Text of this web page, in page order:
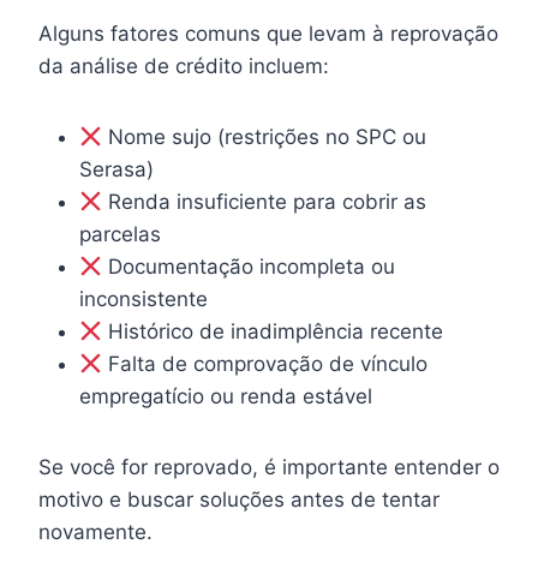
Alguns fatores comuns que levam à reprovação
da análise de crédito incluem:
Nome sujo (restrições no SPC ou
Serasa)
Renda insuficiente para cobrir as
parcelas
Documentação incompleta ou
inconsistente
Histórico de inadimplência recente
Falta de comprovação de vínculo
empregatício ou renda estável
Se você for reprovado, é importante entender o
motivo e buscar soluções antes de tentar
novamente.